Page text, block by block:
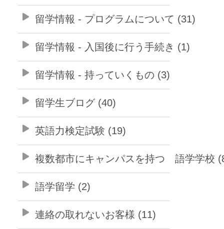
留学情報 - プログラムについて (31)
留学情報 - 入国後に行う手続き (1)
留学情報 - 持っていくもの (3)
留学生ブログ (40)
英語力検定試験 (19)
複数都市にキャンパスを持つ 語学学校
語学留学 (2)
連絡の取れないお客様 (11)